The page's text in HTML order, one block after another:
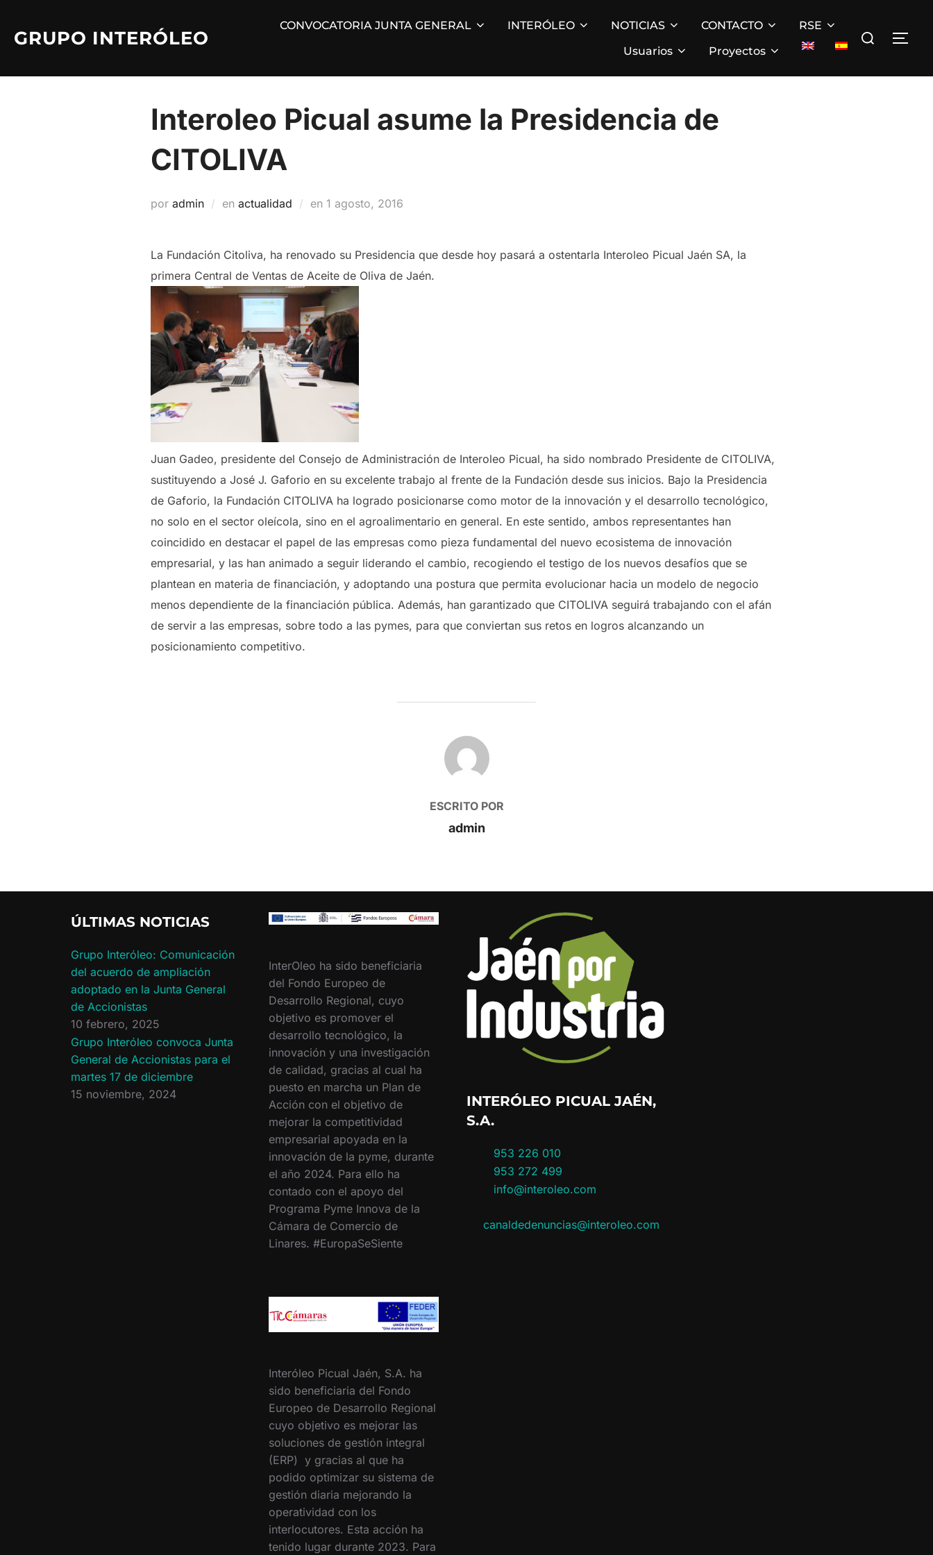
contenido
GRUPO INTERÓLEO
CONVOCATORIA JUNTA GENERAL INTERÓLEO NOTICIAS CONTACTO
RSE
Usuarios
Proyectos
Buscar:
Interoleo Picual asume la Presidencia de
CITOLIVA
por admin en actualidad en Publicado
1 agosto, 2016
La Fundación Citoliva, ha renovado su Presidencia que desde hoy pasará a ostentarla Interoleo Picual Jaén SA, la
primera Central de Ventas de Aceite de Oliva de Jaén.
Juan Gadeo, presidente del Consejo de Administración de Interoleo Picual, ha sido nombrado Presidente de CITOLIVA,
sustituyendo a José J. Gaforio en su excelente trabajo al frente de la Fundación desde sus inicios. Bajo la Presidencia
de Gaforio, la Fundación CITOLIVA ha logrado posicionarse como motor de la innovación y el desarrollo tecnológico,
no solo en el sector oleícola, sino en el agroalimentario en general. En este sentido, ambos representantes han
coincidido en destacar el papel de las empresas como pieza fundamental del nuevo ecosistema de innovación
empresarial, y las han animado a seguir liderando el cambio, recogiendo el testigo de los nuevos desafíos que se
plantean en materia de financiación, y adoptando una postura que permita evolucionar hacia un modelo de negocio
menos dependiente de la financiación pública. Además, han garantizado que CITOLIVA seguirá trabajando con el afán
de servir a las empresas, sobre todo a las pymes, para que conviertan sus retos en logros alcanzando un
posicionamiento competitivo.
AUTOR DE LA PUBLICACIÓN
ESCRITO POR
admin
ÚLTIMAS NOTICIAS
Grupo Interóleo: Comunicación
del acuerdo de ampliación
adoptado en la Junta General
de Accionistas
10 febrero, 2025
Grupo Interóleo convoca Junta
General de Accionistas para el
martes 17 de diciembre
15 noviembre, 2024
InterOleo ha sido beneficiaria
del Fondo Europeo de
Desarrollo Regional, cuyo
objetivo es promover el
desarrollo tecnológico, la
innovación y una investigación
de calidad, gracias al cual ha
puesto en marcha un Plan de
Acción con el objetivo de
mejorar la competitividad
empresarial apoyada en la
innovación de la pyme, durante
el año 2024. Para ello ha
contado con el apoyo del
Programa Pyme Innova de la
Cámara de Comercio de
Linares. #EuropaSeSiente
Interóleo Picual Jaén, S.A. ha
sido beneficiaria del Fondo
Europeo de Desarrollo Regional
cuyo objetivo es mejorar las
soluciones de gestión integral
(ERP) y gracias al que ha
podido optimizar su sistema de
gestión diaria mejorando la
operatividad con los
interlocutores. Esta acción ha
tenido lugar durante 2023. Para
INTERÓLEO PICUAL JAÉN,
S.A.
953 226 010
953 272 499
info@interoleo.com
canaldedenuncias@interoleo.com